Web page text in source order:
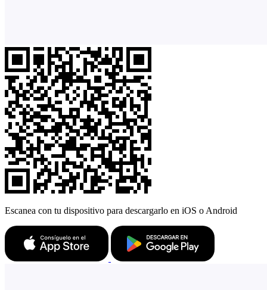
Escanea con tu dispositivo para descargarlo en iOS o Android